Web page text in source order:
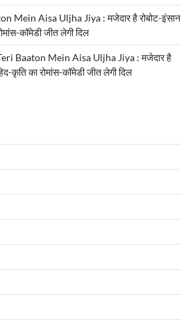
Mein Aisa Uljha Jiya : मजेदार है रोबोट-इंसान
कॉमेडी जीत लेगी दिल
Baaton Mein Aisa Uljha Jiya : मजेदार है
कृति का रोमांस-कॉमेडी जीत लेगी दिल